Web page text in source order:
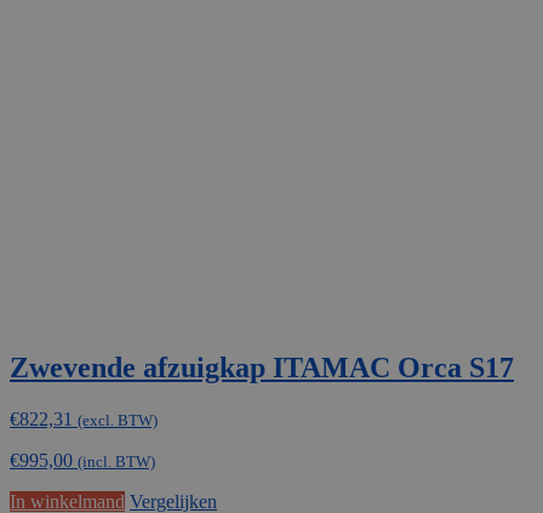
Zwevende afzuigkap ITAMAC Orca S17
€822,31 (excl. BTW)
€995,00 (incl. BTW)
In winkelmand Vergelijken